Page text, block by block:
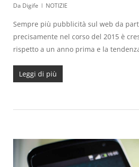
Da Digife NOTIZIE
Sempre più pubblicità sul web da
precisamente nel corso del 2015 è
rispetto a un anno prima e la
Leggi di più